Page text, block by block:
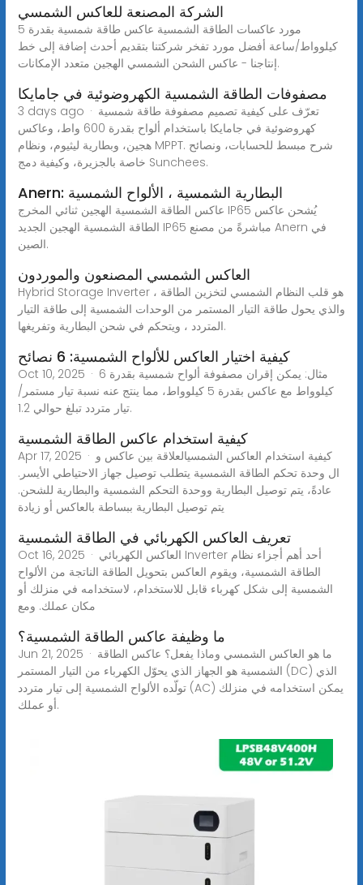
الشركة المصنعة للعاكس الشمسي
مورد عاكسات الطاقة الشمسية عاكس طاقة شمسية بقدرة 5
كيلوواط/ساعة أفضل مورد تفخر شركتنا بتقديم أحدث إضافة إلى خط
إنتاجنا - عاكس الشحن الشمسي الهجين متعدد الإمكانات.
مصفوفات الطاقة الشمسية الكهروضوئية في جامايكا
3 days ago · تعرّف على كيفية تصميم مصفوفة طاقة شمسية
كهروضوئية في جامايكا باستخدام ألواح بقدرة 600 واط، وعاكس
هجين، وبطارية ليثيوم، ونظام MPPT. شرح مبسط للحسابات، ونصائح
خاصة بالجزيرة، وكيفية دمج Sunchees.
Anern: البطارية الشمسية ، الألواح الشمسية
عاكس الطاقة الشمسية الهجين ثنائي المخرج IP65 يُشحن عاكس
الطاقة الشمسية الهجين الجديد IP65 مباشرةً من مصنع Anern في
الصين.
العاكس الشمسي المصنعون والموردون
Hybrid Storage Inverter هو قلب النظام الشمسي لتخزين الطاقة ،
والذي يحول طاقة التيار المستمر من الوحدات الشمسية إلى طاقة التيار
المتردد ، ويتحكم في شحن البطارية وتفريغها.
كيفية اختيار العاكس للألواح الشمسية: 6 نصائح
Oct 10, 2025 · مثال: يمكن إقران مصفوفة ألواح شمسية بقدرة 6
كيلوواط مع عاكس بقدرة 5 كيلوواط، مما ينتج عنه نسبة تيار مستمر/
تيار متردد تبلغ حوالي 1.2.
كيفية استخدام عاكس الطاقة الشمسية
Apr 17, 2025 · كيفية استخدام العاكس الشمسيالعلاقة بين عاكس و
ال وحدة تحكم الطاقة الشمسية يتطلب توصيل جهاز الاحتياطي الأيسر.
عادةً، يتم توصيل البطارية ووحدة التحكم الشمسية والبطارية للشحن.
يتم توصيل البطارية ببساطة بالعاكس أو زيادة
تعريف العاكس الكهربائي في الطاقة الشمسية
Oct 16, 2025 · العاكس الكهربائي Inverter أحد أهم أجزاء نظام
الطاقة الشمسية، ويقوم العاكس بتحويل الطاقة الناتجة من الألواح
الشمسية إلى شكل كهرباء قابل للاستخدام، لاستخدامه في منزلك أو
مكان عملك. ومع
ما وظيفة عاكس الطاقة الشمسية؟
Jun 21, 2025 · ما هو العاكس الشمسي وماذا يفعل؟ عاكس الطاقة
الشمسية هو الجهاز الذي يحوّل الكهرباء من التيار المستمر (DC) الذي
تولّده الألواح الشمسية إلى تيار متردد (AC) يمكن استخدامه في منزلك
أو عملك.